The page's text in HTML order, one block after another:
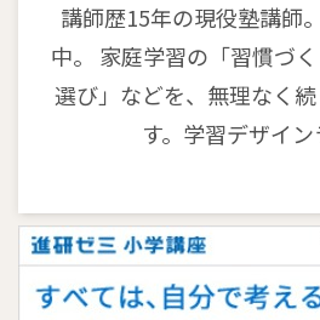
講師歴15年の現役塾講師
中。 家庭学習の「習慣づ
選び」などを、無理なく
す。学習デザイ